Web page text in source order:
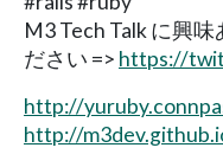
M3 Tech Talk に興
ださい => https://
http://
http://